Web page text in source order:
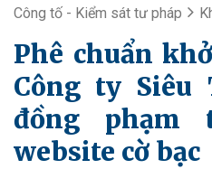
Công tố - Kiểm sát tư pháp
Phê chuẩn
Công ty Siêu
đồng phạm
website cờ bạc